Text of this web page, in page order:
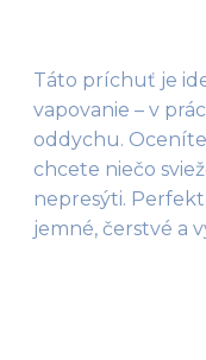
Táto príchuť je
vapovanie – v
oddychu.
chcete niečo
nepresýti.
jemné, čerstvé a